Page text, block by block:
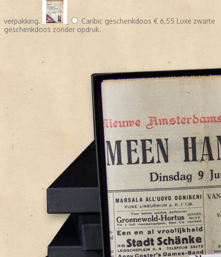
verpakking. Caribic geschenkdoos € 6,55 Luxe zwarte
geschenkdoos zonder opdruk.